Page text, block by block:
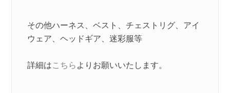
その他ハーネス、ベスト、チェストリグ、アイ
ウェア、ヘッドギア、迷彩服等
詳細はこちら よりお願いいたします。